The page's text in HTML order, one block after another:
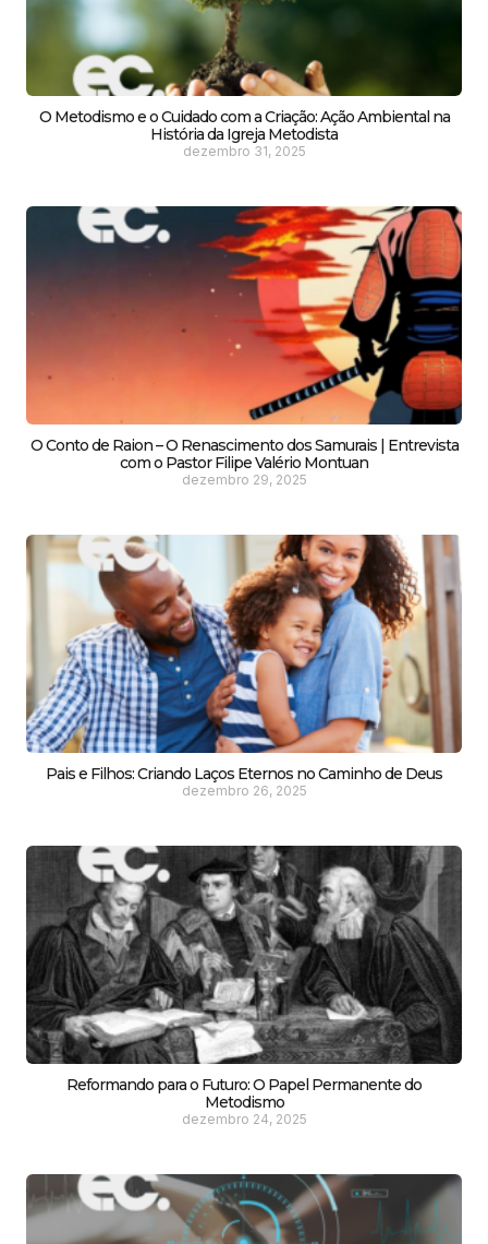
O Metodismo e o Cuidado com a Criação: Ação Ambiental na
História da Igreja Metodista
dezembro 31, 2025
O Conto de Raion – O Renascimento dos Samurais | Entrevista
com o Pastor Filipe Valério Montuan
dezembro 29, 2025
Pais e Filhos: Criando Laços Eternos no Caminho de Deus
dezembro 26, 2025
Reformando para o Futuro: O Papel Permanente do
Metodismo
dezembro 24, 2025